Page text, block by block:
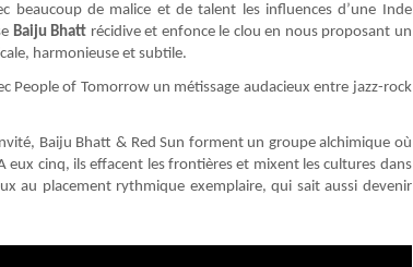
beaucoup de malice et de talent les influences d’une Inde
Baiju Bhatt récidive et enfonce le clou en nous proposant un
harmonieuse et subtile.
People of Tomorrow un métissage audacieux entre jazz-rock
Baiju Bhatt & Red Sun forment un groupe alchimique où
cinq, ils effacent les frontières et mixent les cultures dans
au placement rythmique exemplaire, qui sait aussi devenir